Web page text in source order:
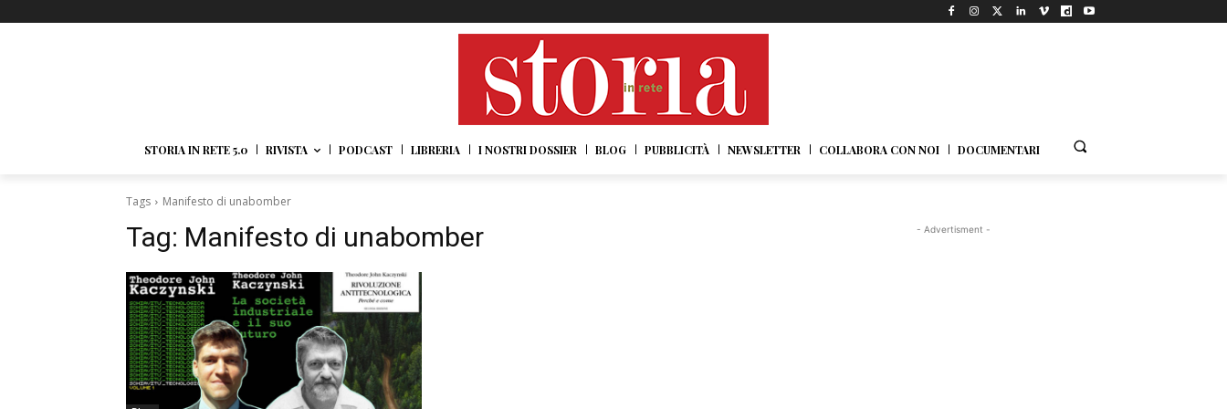
STORIA IN RETE 5.0 RIVISTA PODCAST LIBRERIA I NOSTRI DOSSIER BLOG PUBBLICITÀ NEWSLETTER COLLABORA CON NOI DOCUMENTARI
Tags Manifesto di unabomber
Tag: Manifesto di unabomber - Advertisment -